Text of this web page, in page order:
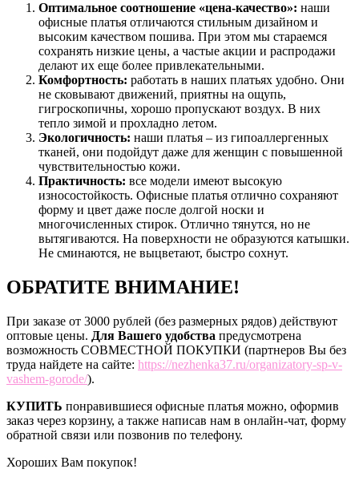
Оптимальное соотношение «цена-качество»: наши
офисные платья отличаются стильным дизайном и
высоким качеством пошива. При этом мы стараемся
сохранять низкие цены, а частые акции и распродажи
делают их еще более привлекательными.
Комфортность: работать в наших платьях удобно. Они
не сковывают движений, приятны на ощупь,
гигроскопичны, хорошо пропускают воздух. В них
тепло зимой и прохладно летом.
Экологичность: наши платья – из гипоаллергенных
тканей, они подойдут даже для женщин с повышенной
чувствительностью кожи.
Практичность: все модели имеют высокую
износостойкость. Офисные платья отлично сохраняют
форму и цвет даже после долгой носки и
многочисленных стирок. Отлично тянутся, но не
вытягиваются. На поверхности не образуются катышки.
Не сминаются, не выцветают, быстро сохнут.
ОБРАТИТЕ ВНИМАНИЕ!
При заказе от 3000 рублей (без размерных рядов) действуют
оптовые цены. Для Вашего удобства предусмотрена
возможность СОВМЕСТНОЙ ПОКУПКИ (партнеров Вы без
труда найдете на сайте: https://nezhenka37.ru/organizatory-sp-v-
vashem-gorode/).
КУПИТЬ понравившиеся офисные платья можно, оформив
заказ через корзину, а также написав нам в онлайн-чат, форму
обратной связи или позвонив по телефону.
Хороших Вам покупок!